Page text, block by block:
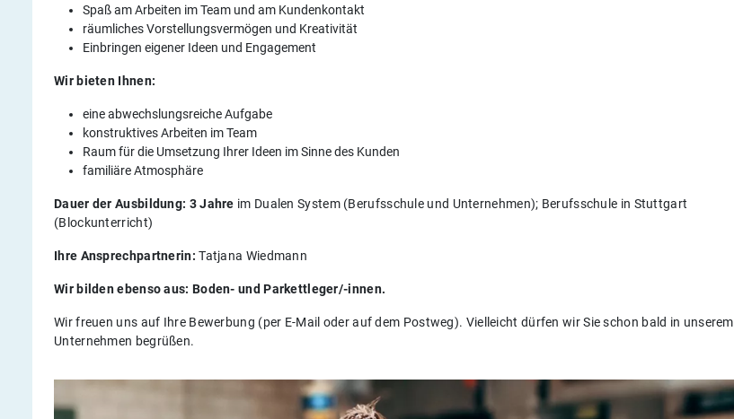
Spaß am Arbeiten im Team und am Kundenkontakt
räumliches Vorstellungsvermögen und Kreativität
Einbringen eigener Ideen und Engagement
Wir bieten Ihnen:
eine abwechslungsreiche Aufgabe
konstruktives Arbeiten im Team
Raum für die Umsetzung Ihrer Ideen im Sinne des Kunden
familiäre Atmosphäre
Dauer der Ausbildung: 3 Jahre im Dualen System (Berufsschule und Unternehmen); Berufsschule in Stuttgart
(Blockunterricht)
Ihre Ansprechpartnerin: Tatjana Wiedmann
Wir bilden ebenso aus: Boden- und Parkettleger/-innen.
Wir freuen uns auf Ihre Bewerbung (per E-Mail oder auf dem Postweg). Vielleicht dürfen wir Sie schon bald in unserem
Unternehmen begrüßen.